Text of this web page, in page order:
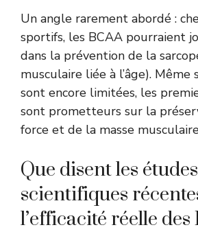
Un angle rarement abordé :
sportifs, les BCAA pourraient
dans la prévention de la
musculaire liée à l’âge). Même
sont encore limitées, les
sont prometteurs sur la
force et de la masse
Que disent les études
scientifiques
l’efficacité réelle des